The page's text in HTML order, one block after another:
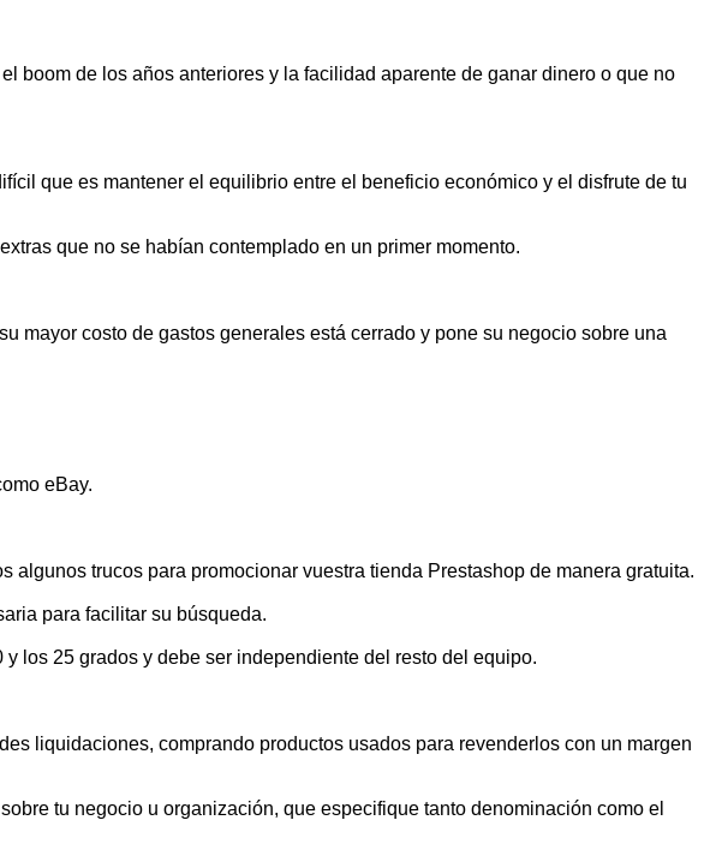
boom de los años anteriores y la facilidad aparente de ganar dinero o que no
que es mantener el equilibrio entre el beneficio económico y el disfrute de tu
que no se habían contemplado en un primer momento.
mayor costo de gastos generales está cerrado y pone su negocio sobre una
eBay.
trucos para promocionar vuestra tienda Prestashop de manera gratuita.
para facilitar su búsqueda.
los 25 grados y debe ser independiente del resto del equipo.
liquidaciones, comprando productos usados para revenderlos con un margen
tu negocio u organización, que especifique tanto denominación como el